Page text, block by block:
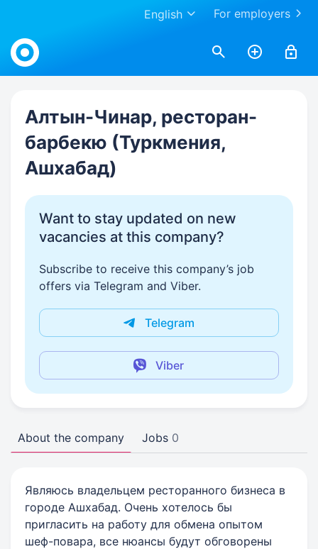
For employers
English
Work.ua
Алтын-Чинар, ресторан-
барбекю (Туркмения,
Ашхабад)
Want to stay updated on new
vacancies at this company?
Subscribe to receive this company’s job
offers via Telegram and Viber.
Telegram
Viber
About the company Jobs 0
Являюсь владельцем ресторанного бизнеса в
городе Ашхабад. Очень хотелось бы
пригласить на работу для обмена опытом
шеф-повара, все нюансы будут обговорены